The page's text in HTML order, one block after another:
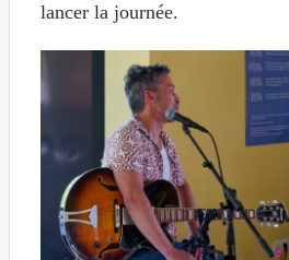
lancer la journée.